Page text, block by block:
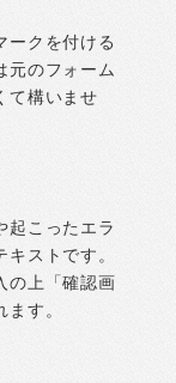
ークを付ける
元のフォーム
て構いませ
起こったエラ
ストです。
の上「確認画
す。